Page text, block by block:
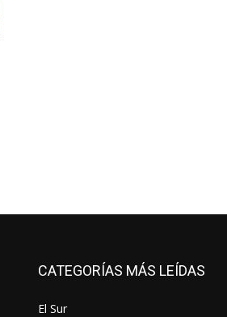
CATEGORÍAS MÁS LEÍDAS
El Sur